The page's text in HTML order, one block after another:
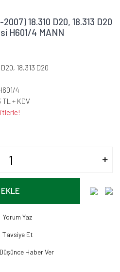
18.310 D20, 18.313 D20
H601/4 MANN
D20, 18.313 D20
4
TL + KDV
Yorum Yaz
Tavsiye Et
Haber Ver